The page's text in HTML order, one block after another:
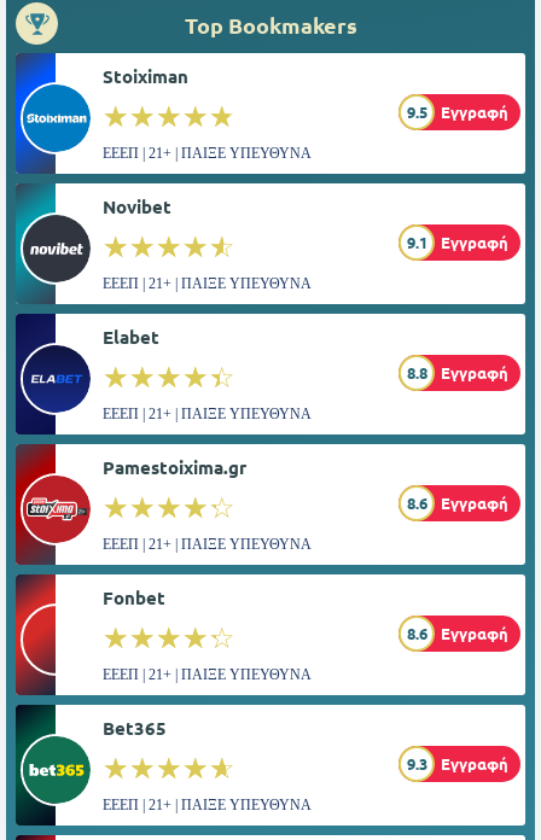
Top Bookmakers
Stoiximan
☆☆☆☆☆
★★★★★ 9.5 Εγγραφή
ΕΕΕΠ | 21+ | ΠΑΙΞΕ ΥΠΕΥΘΥΝΑ
Novibet
☆☆☆☆☆
★★★★★ 9.1 Εγγραφή
ΕΕΕΠ | 21+ | ΠΑΙΞΕ ΥΠΕΥΘΥΝΑ
Elabet
☆☆☆☆☆
★★★★★ 8.8 Εγγραφή
ΕΕΕΠ | 21+ | ΠΑΙΞΕ ΥΠΕΥΘΥΝΑ
Pamestoixima.gr
☆☆☆☆☆
★★★★★ 8.6 Εγγραφή
ΕΕΕΠ | 21+ | ΠΑΙΞΕ ΥΠΕΥΘΥΝΑ
Fonbet
☆☆☆☆☆
★★★★★ 8.6 Εγγραφή
ΕΕΕΠ | 21+ | ΠΑΙΞΕ ΥΠΕΥΘΥΝΑ
Bet365
☆☆☆☆☆
★★★★★ 9.3 Εγγραφή
ΕΕΕΠ | 21+ | ΠΑΙΞΕ ΥΠΕΥΘΥΝΑ